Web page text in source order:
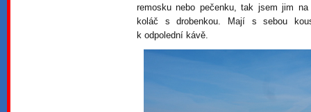
remosku nebo pečenku, tak jsem jim
koláč s drobenkou. Mají s sebou
k odpolední kávě.